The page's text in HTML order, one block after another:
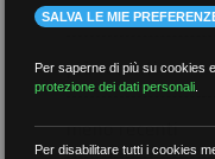
più recenti
meno recenti
SALVA LE MIE
Per saperne di più su cookies
protezione dei dati personali
Per disabilitare tutti i cookies